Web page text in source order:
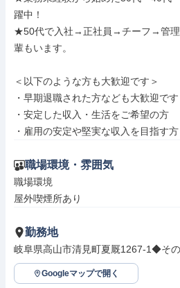
躍中！
★50代で入社→正社員→チーフ→管理
輩もいます。
＜以下のような方も大歓迎です＞
・早期退職された方なども大歓迎です
・安定した収入・生活をご希望の方
・雇用の安定や堅実な収入を目指す方
職場環境・雰囲気
職場環境
屋外喫煙所あり
勤務地
岐阜県高山市清見町夏厩1267-1◆そ
Googleマップで開く